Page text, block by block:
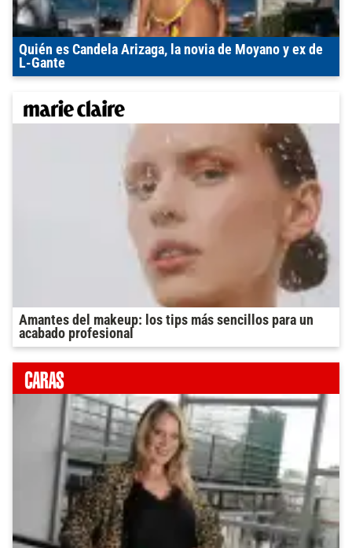
Quién es Candela Arizaga, la novia de Moyano y ex de
L-Gante
Amantes del makeup: los tips más sencillos para un
acabado profesional